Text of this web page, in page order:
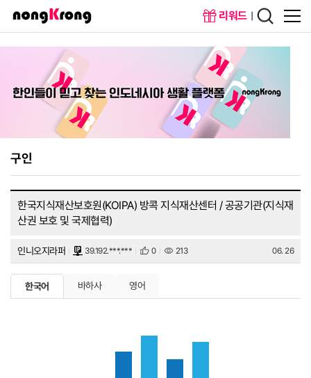
리워드
구인
한국지식재산보호원(KOIPA) 방콕 지식재산센터 / 공공기관(지식재
산권 보호 및 국제협력)
인니오지라퍼 39.192.***.*** 0 213 06. 26
한국어 바하사 영어
메인화면